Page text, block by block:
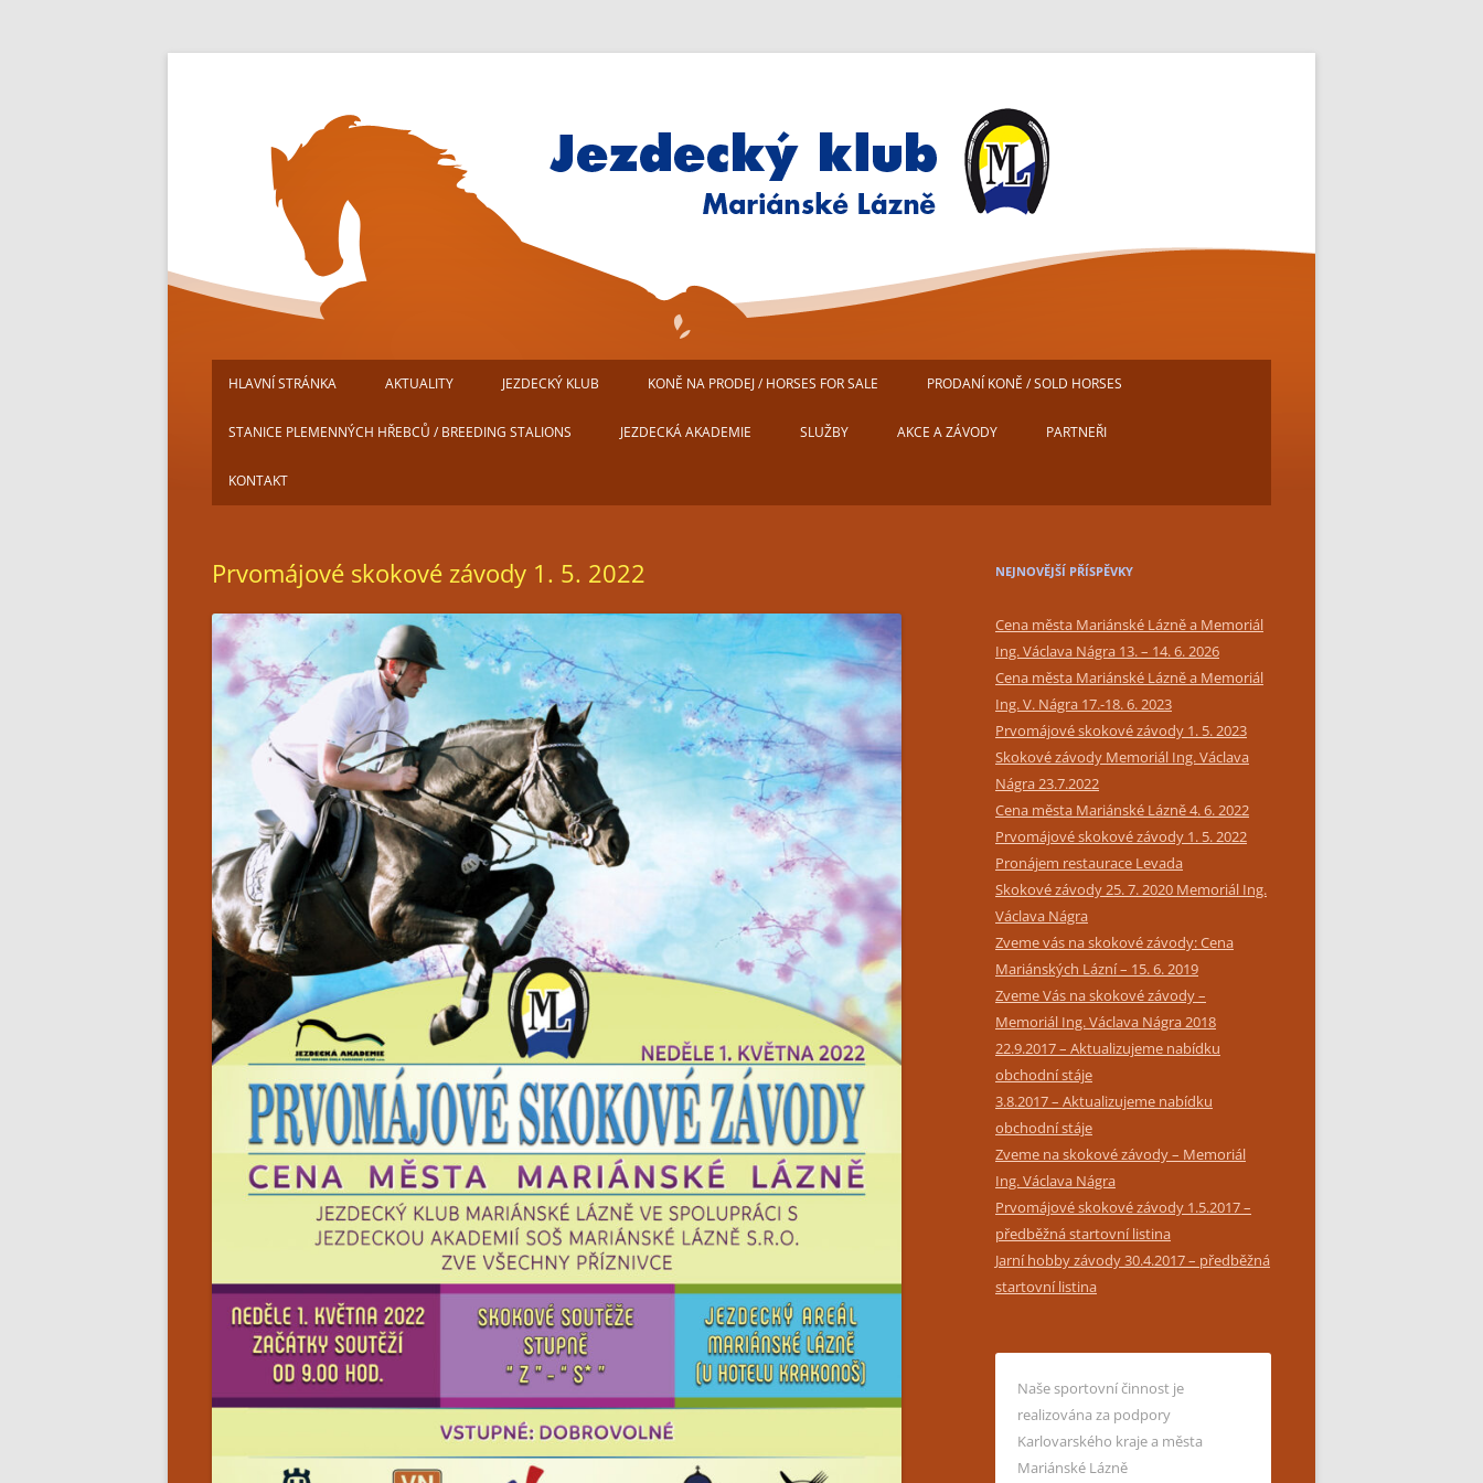
Přejít
Jezdecký klub Mariánské Lázně
HLAVNÍ STRÁNKA AKTUALITY JEZDECKÝ KLUB
AREÁL JEZDECKÉHO KLUBU
ČLENSTVÍ
KONĚ NA PRODEJ / HORSES FOR SALE PRODANÍ KONĚ / SOLD HORSES
STANICE PLEMENNÝCH HŘEBCŮ / BREEDING STALIONS JEZDECKÁ AKADEMIE SLUŽBY
PŘIPOUŠTĚNÍ KLISEN
PORADENSTVÍ
PRONÁJEM PROSTOR PRO
POŘÁDÁNÍ KULTURNÍCH AKCÍ
RESTAURACE LEVADA
AKCE A ZÁVODY PARTNEŘI
KONTAKT
Prvomájové skokové závody 1. 5. 2022 NEJNOVĚJŠÍ PŘÍSPĚVKY
Cena města Mariánské Lázně a Memoriál
Ing. Václava Nágra 13. – 14. 6. 2026
Cena města Mariánské Lázně a Memoriál
Ing. V. Nágra 17.-18. 6. 2023
Prvomájové skokové závody 1. 5. 2023
Skokové závody Memoriál Ing. Václava
Nágra 23.7.2022
Cena města Mariánské Lázně 4. 6. 2022
Prvomájové skokové závody 1. 5. 2022
Pronájem restaurace Levada
Skokové závody 25. 7. 2020 Memoriál Ing.
Václava Nágra
Zveme vás na skokové závody: Cena
Mariánských Lázní – 15. 6. 2019
Zveme Vás na skokové závody –
Memoriál Ing. Václava Nágra 2018
22.9.2017 – Aktualizujeme nabídku
obchodní stáje
3.8.2017 – Aktualizujeme nabídku
obchodní stáje
Zveme na skokové závody – Memoriál
Ing. Václava Nágra
Prvomájové skokové závody 1.5.2017 –
předběžná startovní listina
Jarní hobby závody 30.4.2017 – předběžná
startovní listina
Naše sportovní činnost je
realizována za podpory
Karlovarského kraje a města
Mariánské Lázně